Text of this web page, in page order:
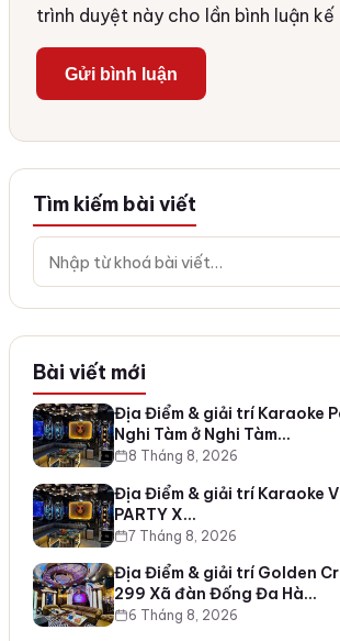
trình duyệt này cho lần bình luận
Tìm kiếm bài viết
Bài viết mới
Địa Điểm & giải trí Karaoke
Nghi Tàm ở Nghi Tàm…
8 Tháng 8, 2026
Địa Điểm & giải trí Karaoke V
PARTY X…
7 Tháng 8, 2026
Địa Điểm & giải trí Golden
299 Xã đàn Đống Đa Hà…
6 Tháng 8, 2026